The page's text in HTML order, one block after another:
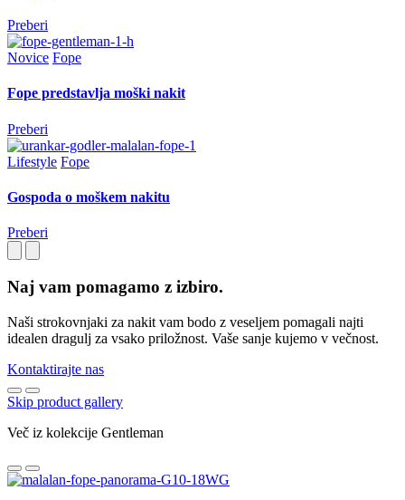
Preberi
Novice Fope
Fope predstavlja moški nakit
Preberi
Lifestyle Fope
Gospoda o moškem nakitu
Preberi
Naj vam pomagamo z izbiro.
Naši strokovnjaki za nakit vam bodo z veseljem pomagali najti
idealen dragulj za vsako priložnost. Vaše sanje kujemo v večnost.
Kontaktirajte nas
Skip product gallery
Več iz kolekcije Gentleman